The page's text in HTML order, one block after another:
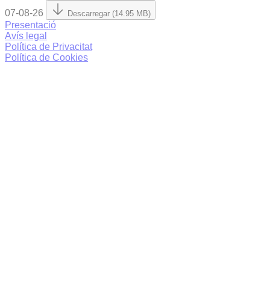
07-08-26 Descarregar (14.95 MB)
Presentació
Avís legal
Política de Privacitat
Política de Cookies